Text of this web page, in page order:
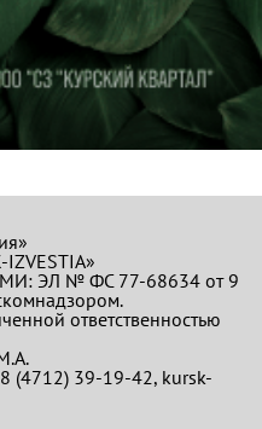
ЭЛ № ФС 77-68634 от 9
ответственностью
(4712) 39-19-42, kursk-